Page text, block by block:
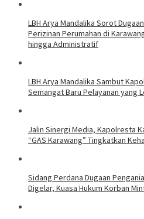
LBH Arya Mandalika Sorot
Perizinan Perumahan di
hingga Administratif
LBH Arya Mandalika Sambut
Semangat Baru Pelayanan yang
Jalin Sinergi Media, Kapolresta
“GAS Karawang” Tingkatkan
Sidang Perdana Dugaan
Digelar, Kuasa Hukum Korban